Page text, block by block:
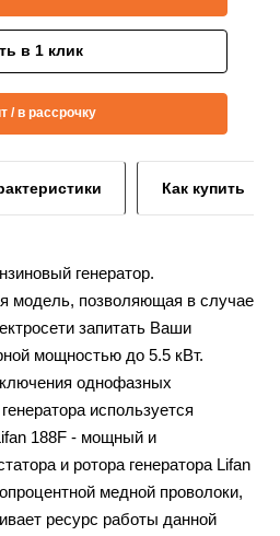
в 1 клик
/ в рассрочку
Как купить
генератор.
модель, позволяющая в случае
запитать Ваши
мощностью до 5.5 кВт.
однофазных
используется
188F - мощный и
и ротора генератора Lifan
медной проволоки,
ресурс работы данной